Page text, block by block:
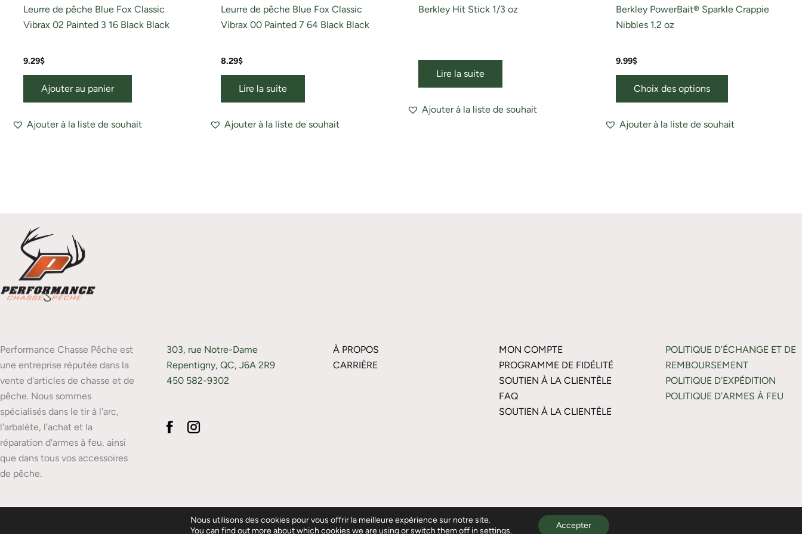
Leurre de pêche Blue Fox Classic
Vibrax 02 Painted 3 16 Black Black
9.29$
Ajouter au panier
Ajouter à la liste de souhait
Leurre de pêche Blue Fox Classic
Vibrax 00 Painted 7 64 Black Black
8.29$
Lire la suite
Ajouter à la liste de souhait
Berkley Hit Stick 1/3 oz
Lire la suite
Ajouter à la liste de souhait
Berkley PowerBait® Sparkle Crappie
Nibbles 1.2 oz
9.99$
Choix des options
Ajouter à la liste de souhait
Performance Chasse Pêche est
une entreprise réputée dans la
vente d'articles de chasse et de
pêche. Nous sommes
spécialisés dans le tir à l'arc,
l'arbalète, l'achat et la
réparation d'armes à feu, ainsi
que dans tous vos accessoires
de pêche.
303, rue Notre-Dame
Repentigny, QC, J6A 2R9
450 582-9302
À PROPOS
CARRIÈRE
MON COMPTE
PROGRAMME DE FIDÉLITÉ
SOUTIEN À LA CLIENTÈLE
FAQ
SOUTIEN À LA CLIENTÈLE
POLITIQUE D’ÉCHANGE ET DE
REMBOURSEMENT
POLITIQUE D’EXPÉDITION
POLITIQUE D’ARMES À FEU
© 2026 Performance Chasse-Pêche Inc. Tous droits réservés. Politique de confidentialité
Nous utilisons des cookies pour vous offrir la meilleure expérience sur notre site.
You can find out more about which cookies we are using or switch them off in settings.
Accepter